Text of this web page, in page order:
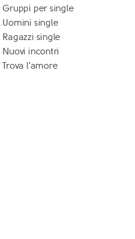
Gruppi per single
Uomini single
Ragazzi single
Nuovi incontri
Trova l'amore